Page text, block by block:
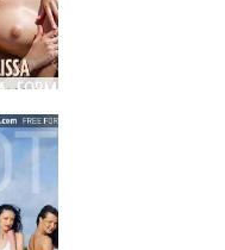
Anna S Brigi Melissa Suzie Suzie Carina Formation